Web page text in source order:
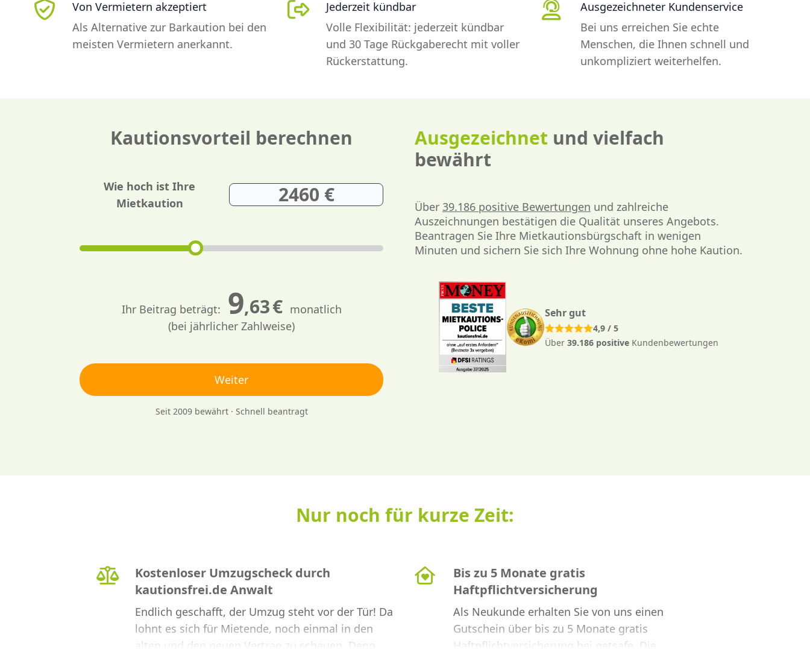
Von Vermietern akzeptiert
Als Alternative zur Barkaution bei den
meisten Vermietern anerkannt.
Jederzeit kündbar
Volle Flexibilität: jederzeit kündbar
und 30 Tage Rückgaberecht mit voller
Rückerstattung.
Ausgezeichneter Kundenservice
Bei uns erreichen Sie echte
Menschen, die Ihnen schnell und
unkompliziert weiterhelfen.
Kautionsvorteil berechnen
Wie hoch ist Ihre
Mietkaution
Ihr Beitrag beträgt: 7,68€ monatlich
(bei jährlicher Zahlweise)
Weiter
Seit 2009 bewährt · Schnell beantragt
Ausgezeichnet und vielfach
bewährt
Über 39.186 positive Bewertungen und zahlreiche
Auszeichnungen bestätigen die Qualität unseres Angebots.
Beantragen Sie Ihre Mietkautionsbürgschaft in wenigen
Minuten und sichern Sie sich Ihre Wohnung ohne hohe Kaution.
Sehr gut
4,9 / 5
Über 39.186 positive Kundenbewertungen
Nur noch für kurze Zeit:
Kostenloser Umzugscheck durch
kautionsfrei.de Anwalt
Endlich geschafft, der Umzug steht vor der Tür! Da
lohnt es sich für Mietende, noch einmal in den
alten und den neuen Vertrag zu schauen. Denn
Bis zu 5 Monate gratis
Haftpflichtversicherung
Als Neukunde erhalten Sie von uns einen
Gutschein über bis zu 5 Monate gratis
Haftpflichtversicherung bei getsafe. Die